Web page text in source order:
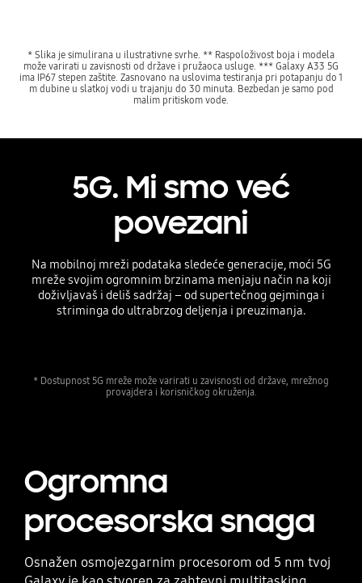
* Slika je simulirana u ilustrativne svrhe. ** Raspoloživost boja i modela
može varirati u zavisnosti od države i pružaoca usluge. *** Galaxy A33 5G
ima IP67 stepen zaštite. Zasnovano na uslovima testiranja pri potapanju do 1
m dubine u slatkoj vodi u trajanju do 30 minuta. Bezbedan je samo pod
malim pritiskom vode.
5G. Mi smo već
povezani
Na mobilnoj mreži podataka sledeće generacije, moći 5G
mreže svojim ogromnim brzinama menjaju način na koji
doživljavaš i deliš sadržaj – od supertečnog gejminga i
striminga do ultrabrzog deljenja i preuzimanja.
* Dostupnost 5G mreže može varirati u zavisnosti od države, mrežnog
provajdera i korisničkog okruženja.
Ogromna
procesorska snaga
Osnažen osmojezgarnim procesorom od 5 nm tvoj